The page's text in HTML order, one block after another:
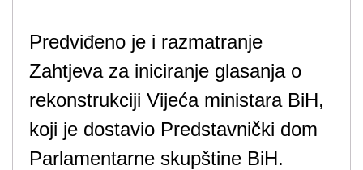
Predviđeno je i razmatranje
Zahtjeva za iniciranje glasanja o
rekonstrukciji Vijeća ministara BiH,
koji je dostavio Predstavnički dom
Parlamentarne skupštine BiH.